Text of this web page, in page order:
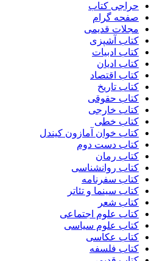
حراجی کتاب
صفحه گرام
مجلات قدیمی
کتاب آشپزی
کتاب ادبیات
کتاب ادیان
کتاب اقتصاد
کتاب تاریخ
کتاب حقوقی
کتاب خارجی
کتاب خطی
کتاب خوان آمازون کیندل
کتاب دست دوم
کتاب رمان
کتاب روانشناسی
کتاب سفرنامه
کتاب سینما و تئاتر
کتاب شعر
کتاب علوم اجتماعی
کتاب علوم سیاسی
کتاب عکاسی
کتاب فلسفه